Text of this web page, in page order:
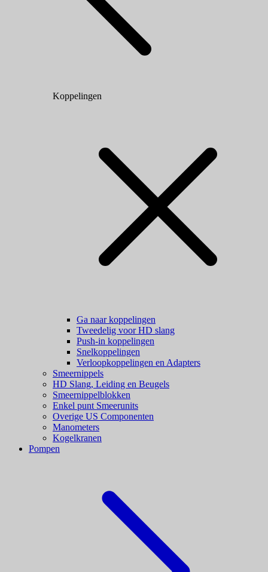
Koppelingen
Ga naar koppelingen
Tweedelig voor HD slang
Push-in koppelingen
Snelkoppelingen
Verloopkoppelingen en Adapters
Smeernippels
HD Slang, Leiding en Beugels
Smeernippelblokken
Enkel punt Smeerunits
Overige US Componenten
Manometers
Kogelkranen
Pompen